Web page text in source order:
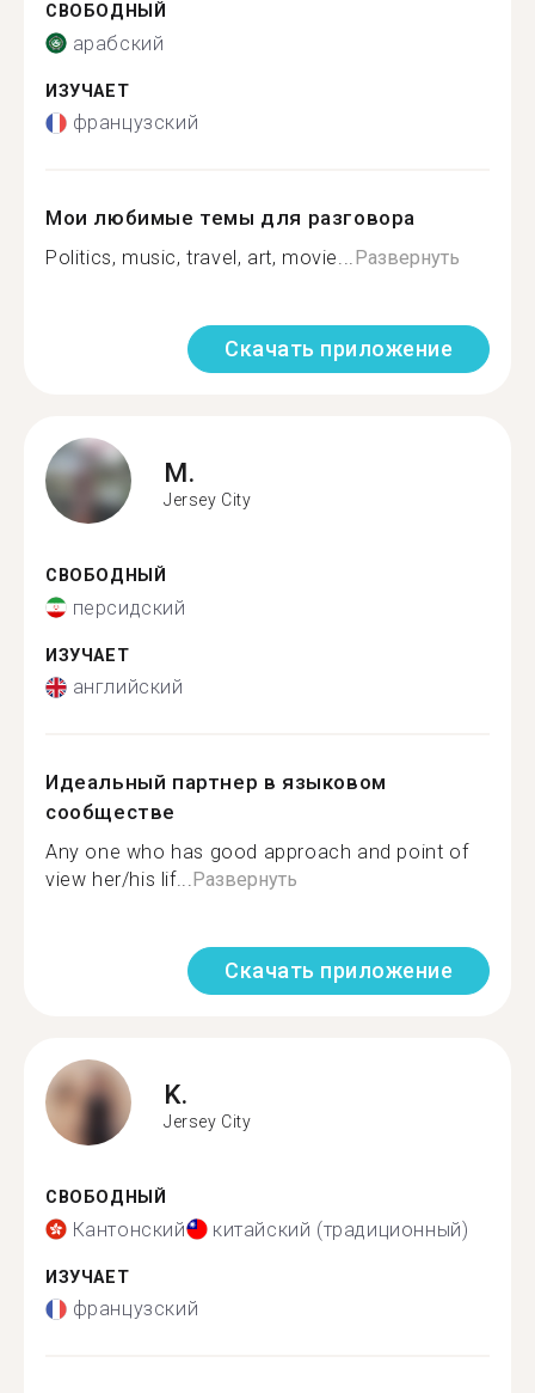
СВОБОДНЫЙ
арабский
ИЗУЧАЕТ
французский
Мои любимые темы для разговора
Politics, music, travel, art, movie...Развернуть
Скачать приложение
M.
Jersey City
СВОБОДНЫЙ
персидский
ИЗУЧАЕТ
английский
Идеальный партнер в языковом
сообществе
Any one who has good approach and point of
view her/his lif...Развернуть
Скачать приложение
K.
Jersey City
СВОБОДНЫЙ
Кантонский китайский (традиционный)
ИЗУЧАЕТ
французский